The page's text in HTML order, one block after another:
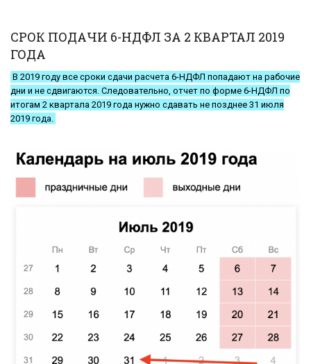
СРОК ПОДАЧИ 6-НДФЛ ЗА 2 КВАРТАЛ 2019
ГОДА
В 2019 году все сроки сдачи расчета 6-НДФЛ попадают на рабочие
дни и не сдвигаются. Следовательно, отчет по форме 6-НДФЛ по
итогам 2 квартала 2019 года нужно сдавать не позднее 31 июля
2019 года.